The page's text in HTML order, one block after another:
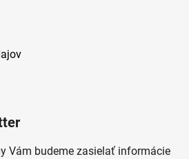
Vám budeme zasielať informácie